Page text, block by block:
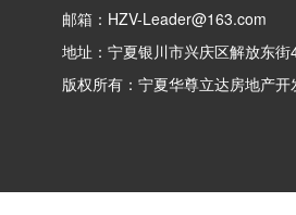
邮箱：HZV-Leader@163.com
地址：宁夏银川市兴庆区解放东
版权所有：宁夏华尊立达房地产